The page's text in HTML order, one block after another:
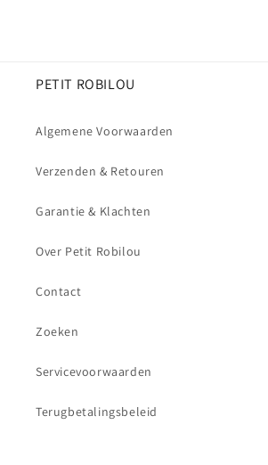
PETIT ROBILOU
Algemene Voorwaarden
Verzenden & Retouren
Garantie & Klachten
Over Petit Robilou
Contact
Zoeken
Servicevoorwaarden
Terugbetalingsbeleid